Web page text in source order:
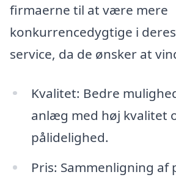
firmaerne til at være mere
konkurrencedygtige i
service, da de ønsker at
Kvalitet: Bedre
anlæg med høj kvalitet
pålidelighed.
Pris: Sammenligning af